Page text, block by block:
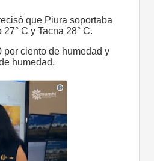
que Piura soportaba
C y Tacna 28° C.
por ciento de humedad y
humedad.